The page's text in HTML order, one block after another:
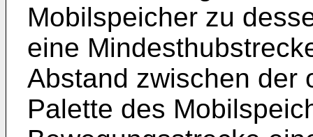
Mobilspeicher zu
eine
Abstand zwischen der
Palette des